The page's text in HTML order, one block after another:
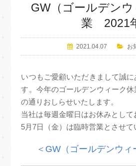
GW（ゴールデン
業 2021
2021.04.07 お
いつもご愛顧いただきまして誠
す。今年のゴールデンウィーク
の通りおしらせいたします。
当社は毎週金曜日はお休みとし
5月7日（金）は臨時営業とさせて
＜GW（ゴールデンウィ